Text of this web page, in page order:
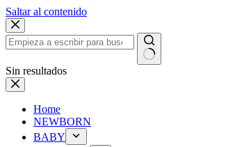
Saltar al contenido
Sin resultados
Home
NEWBORN
BABY